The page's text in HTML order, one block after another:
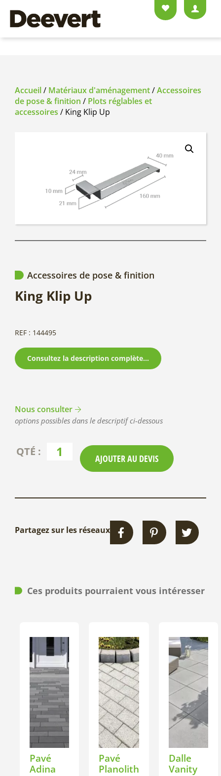
Accueil/ Matériaux d'aménagement/Accessoires
de pose & finition / Plots réglables et
accessoires / King Klip Up
Accessoires de pose & finition
King Klip Up
REF : 144495
Consultez la description complète...
Nous consulter
options possibles dans le descriptif ci-dessous
AJOUTER AU DEVIS
Partagez sur les réseaux
Ces produits pourraient vous intéresser
Pavé
Adina
Pavé
Planolith
Dalle
Vanity